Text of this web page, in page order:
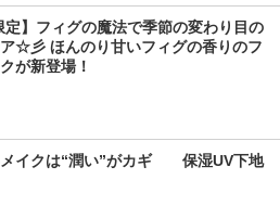
定】フィグの魔法で季節の変わり目の
☆彡 ほんのり甘いフィグの香りのフ
が新登場！
イクは“潤い”がカギ　　保湿UV下地